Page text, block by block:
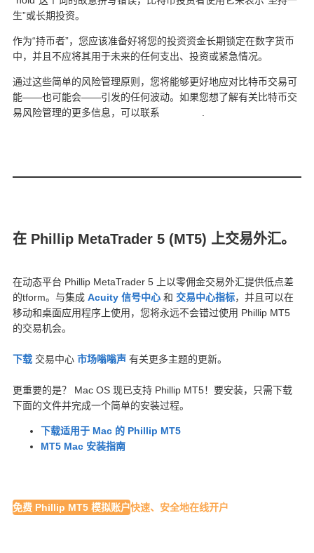
生”或长期投资。
作为“持币者”，您应该准备好将您的投资资金长期锁定在数字货币
中，并且不应将其用于未来的任何支出、投资或紧急情况。
通过这些简单的风险管理原则，您将能够更好地应对比特币交易可
能——也可能会——引发的任何波动。如果您想了解有关比特币交
易风险管理的更多信息，可以联系
.
在 Phillip MetaTrader 5 (MT5) 上交易外汇。
在动态平台 Phillip MetaTrader 5 上以零佣金交易外汇提供低点差
的tform。与集成 Acuity 信号中心 和 交易中心指标，并且可以在
移动和桌面应用程序上使用，您将永远不会错过使用 Phillip MT5
的交易机会。
下载 交易中心 市场嗡嗡声 有关更多主题的更新。
更重要的是？ Mac OS 现已支持 Phillip MT5！要安装，只需下载
下面的文件并完成一个简单的安装过程。
下载适用于 Mac 的 Phillip MT5
MT5 Mac 安装指南
免费 Phillip MT5 模拟账户快速、安全地在线开户